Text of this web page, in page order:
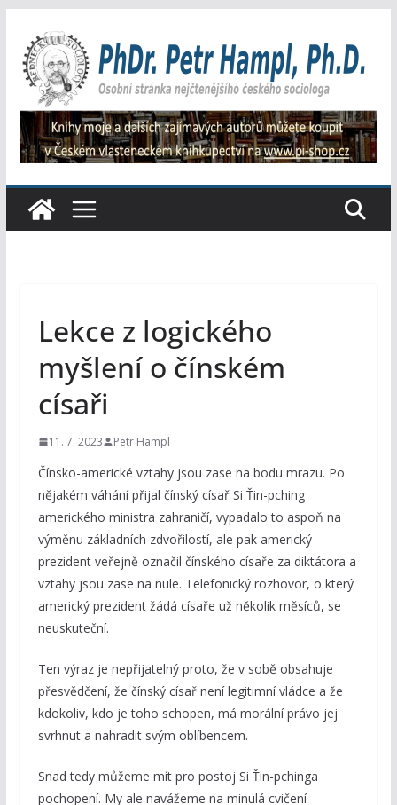
obsah
Lekce z logického
myšlení o čínském
císaři
11. 7. 2023 Petr Hampl
Čínsko-americké vztahy jsou zase na bodu mrazu. Po
nějakém váhání přijal čínský císař Si Ťin-pching
amerického ministra zahraničí, vypadalo to aspoň na
výměnu základních zdvořilostí, ale pak americký
prezident veřejně označil čínského císaře za diktátora a
vztahy jsou zase na nule. Telefonický rozhovor, o který
americký prezident žádá císaře už několik měsíců, se
neuskuteční.
Ten výraz je nepřijatelný proto, že v sobě obsahuje
přesvědčení, že čínský císař není legitimní vládce a že
kdokoliv, kdo je toho schopen, má morální právo jej
svrhnut a nahradit svým oblíbencem.
Snad tedy můžeme mít pro postoj Si Ťin-pchinga
pochopení. My ale navážeme na minulá cvičení